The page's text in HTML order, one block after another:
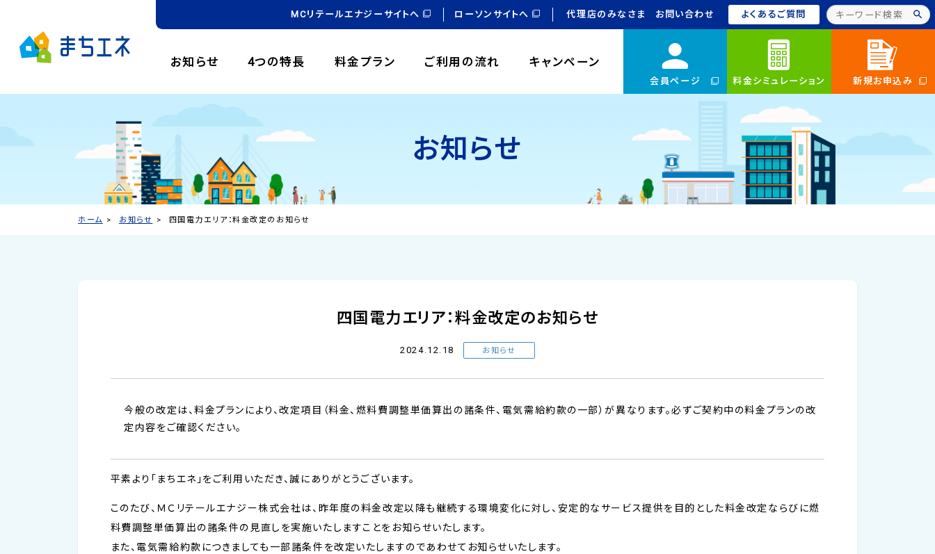
会員ページ 料金シミュレーション 新規お申込み
お知らせ 4つの特長 料金プラン ご利用の流れ キャンペーン
MCリテールエナジーサイトへ ローソンサイトへ 代理店のみなさま お問い合わせ よくあるご質問
お知らせ
ホーム お知らせ 四国電力エリア：料金改定のお知らせ
四国電力エリア：料金改定のお知らせ
2024.12.18 お知らせ
今般の改定は、料金プランにより、改定項目（料金、燃料費調整単価算出の諸条件、電気需給約款の一部）が異なります。必ずご契約中の料金プランの改
定内容をご確認ください。
平素より「まちエネ」をご利用いただき、誠にありがとうございます。
このたび、ＭＣリテールエナジー株式会社は、昨年度の料金改定以降も継続する環境変化に対し、安定的なサービス提供を目的とした料金改定ならびに燃
料費調整単価算出の諸条件の見直しを実施いたしますことをお知らせいたします。
また、電気需給約款につきましても一部諸条件を改定いたしますのであわせてお知らせいたします。